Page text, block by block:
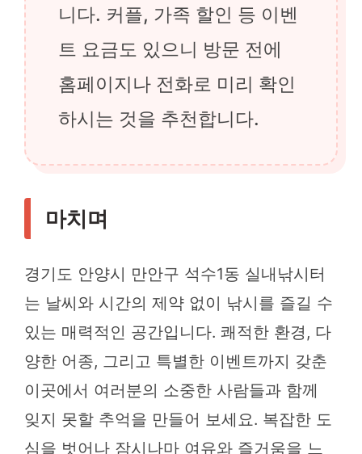
니다. 커플, 가족 할인 등 이벤
트 요금도 있으니 방문 전에
홈페이지나 전화로 미리 확인
하시는 것을 추천합니다.
마치며
경기도 안양시 만안구 석수1동 실내낚시터
는 날씨와 시간의 제약 없이 낚시를 즐길 수
있는 매력적인 공간입니다. 쾌적한 환경, 다
양한 어종, 그리고 특별한 이벤트까지 갖춘
이곳에서 여러분의 소중한 사람들과 함께
잊지 못할 추억을 만들어 보세요. 복잡한 도
심을 벗어나 잠시나마 여유와 즐거움을 느